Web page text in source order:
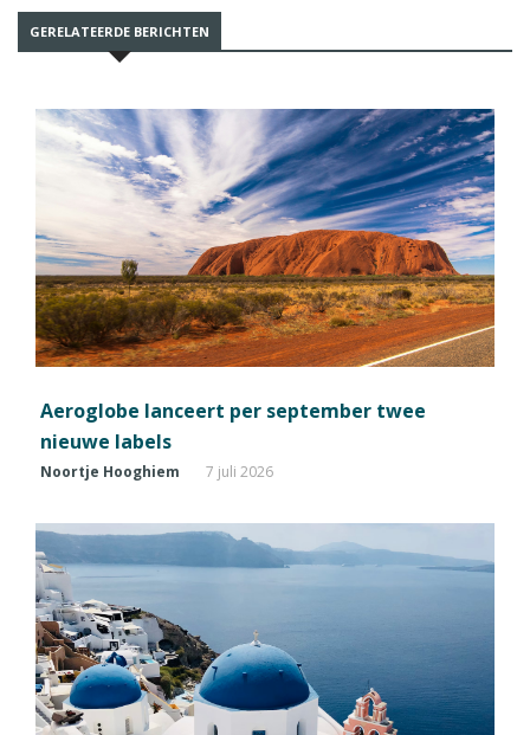
GERELATEERDE BERICHTEN
Aeroglobe lanceert per september twee
nieuwe labels
Noortje Hooghiem 7 juli 2026